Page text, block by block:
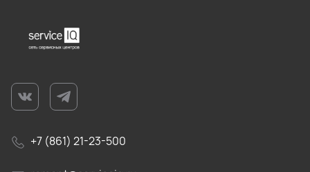
+7 (861) 21-23-500